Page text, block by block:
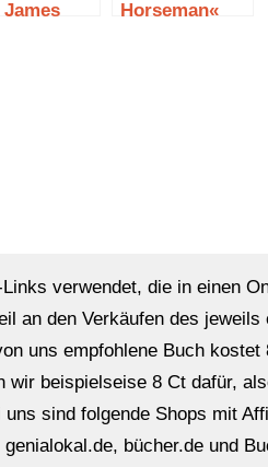
Horseman«
verwendet, die in einen
an den Verkäufen des jeweils
uns empfohlene Buch
wir beispielseise 8 Ct dafür,
sind folgende Shops mit
bücher.de und